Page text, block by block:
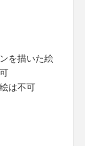
を描いた絵
は不可